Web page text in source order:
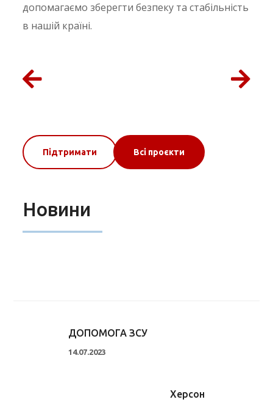
допомагаємо зберегти безпеку та стабільність
в нашій країні.
Підтримати Всі проєкти
Новини
ДОПОМОГА ЗСУ
14.07.2023
Херсон